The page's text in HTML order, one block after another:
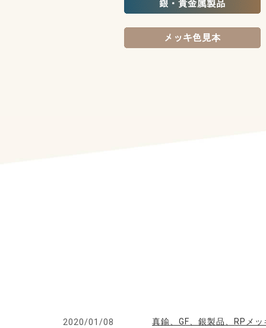
2020/01/08 真鍮、GF、銀製品、RPメ